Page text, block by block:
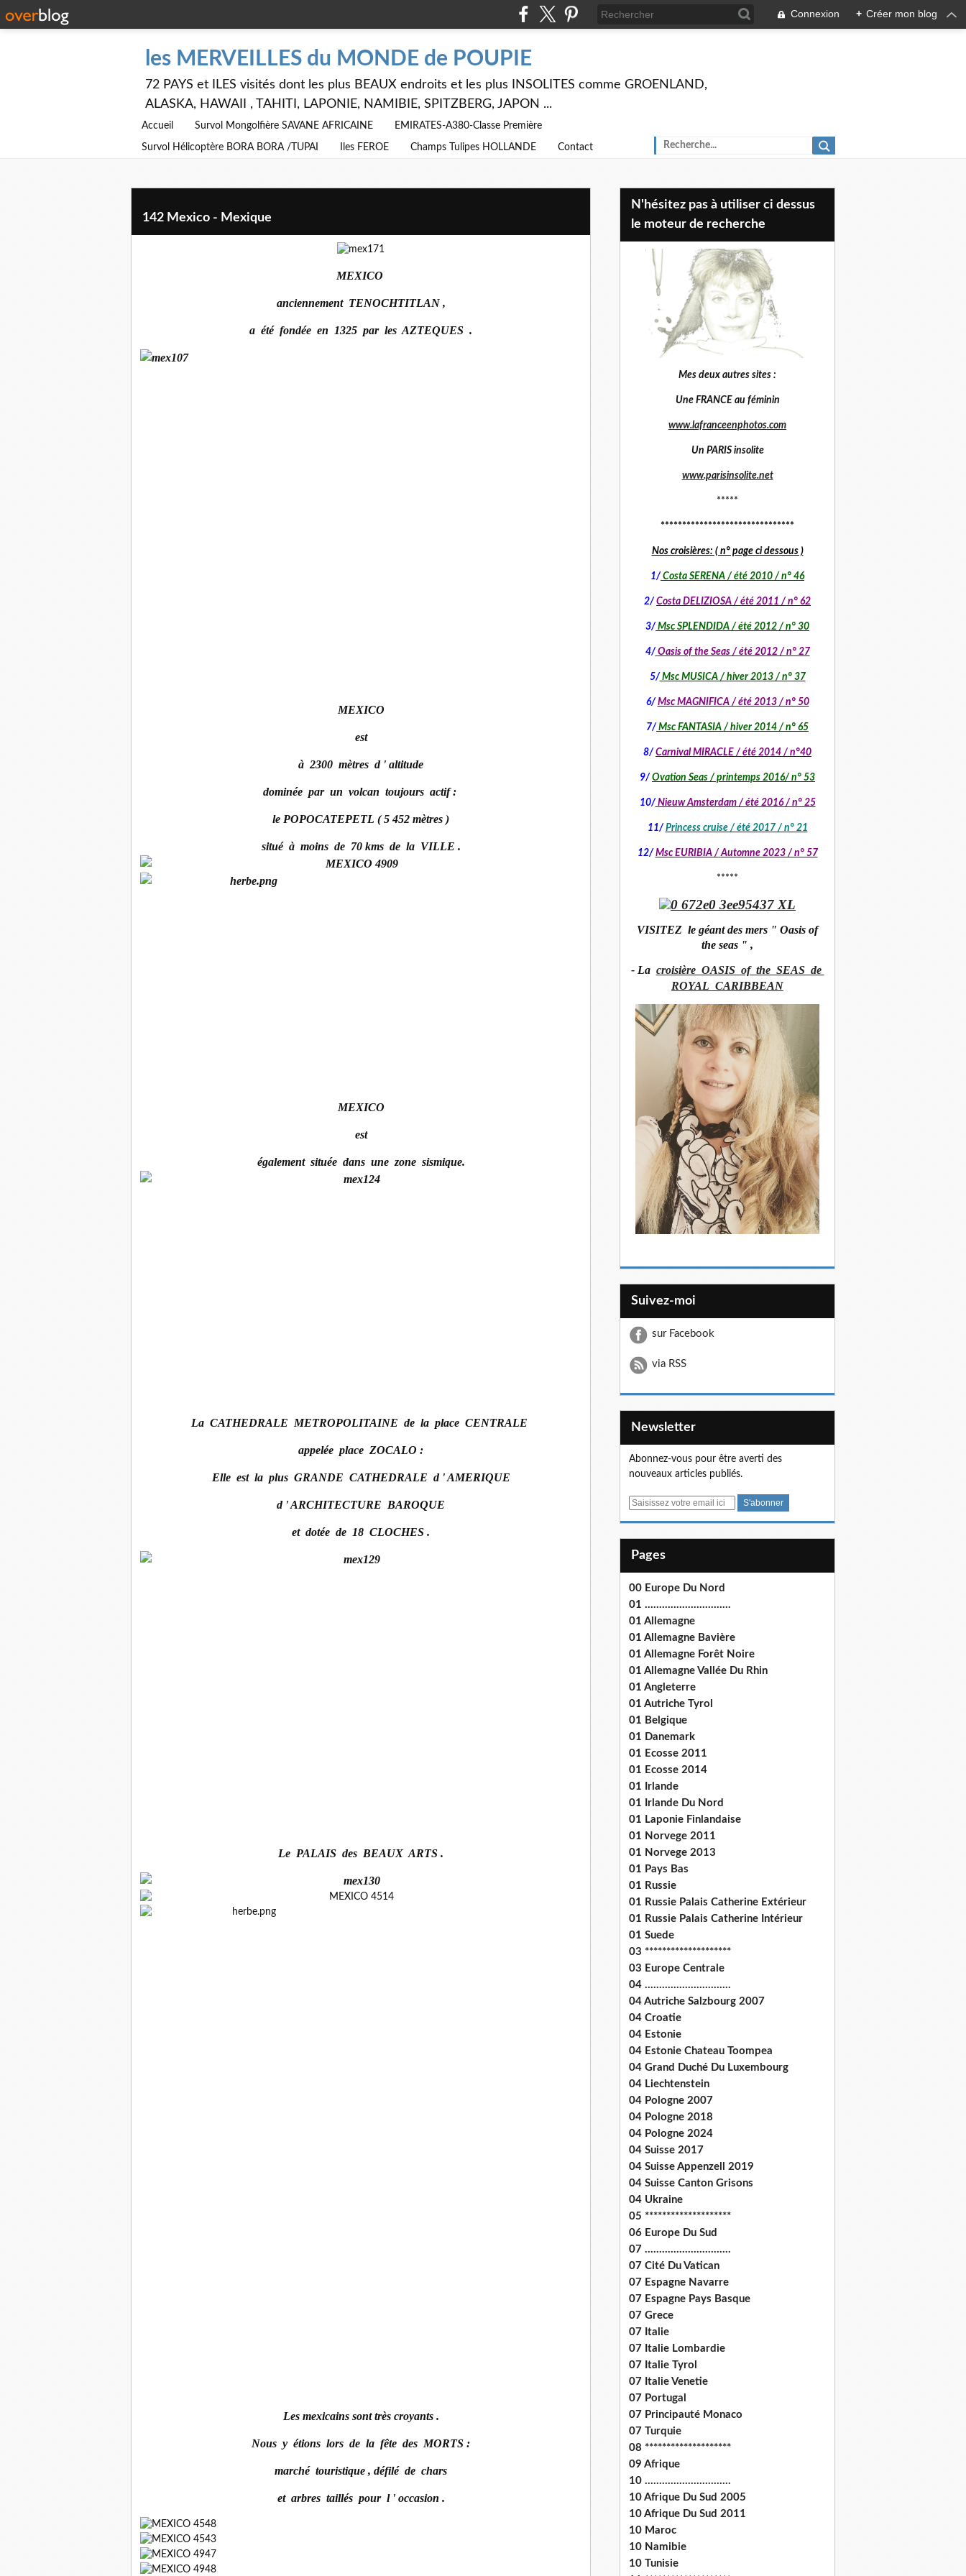
Connexion + Créer mon blog
les MERVEILLES du MONDE de POUPIE
72 PAYS et ILES visités dont les plus BEAUX endroits et les plus INSOLITES comme GROENLAND,
ALASKA, HAWAII , TAHITI, LAPONIE, NAMIBIE, SPITZBERG, JAPON ...
Accueil Survol Mongolfière SAVANE AFRICAINE EMIRATES-A380-Classe Première
Survol Hélicoptère BORA BORA /TUPAI Iles FEROE Champs Tulipes HOLLANDE Contact
142 Mexico - Mexique
MEXICO
anciennement TENOCHTITLAN ,
a été fondée en 1325 par les AZTEQUES .
MEXICO
est
à 2300 mètres d ' altitude
dominée par un volcan toujours actif :
le POPOCATEPETL ( 5 452 mètres )
situé à moins de 70 kms de la VILLE .
MEXICO
est
également située dans une zone sismique.
La CATHEDRALE METROPOLITAINE de la place CENTRALE
appelée place ZOCALO :
Elle est la plus GRANDE CATHEDRALE d ' AMERIQUE
d ' ARCHITECTURE BAROQUE
et dotée de 18 CLOCHES .
Le PALAIS des BEAUX ARTS .
Les mexicains sont très croyants .
Nous y étions lors de la fête des MORTS :
marché touristique , défilé de chars
et arbres taillés pour l ' occasion .
N'hésitez pas à utiliser ci dessus
le moteur de recherche
Mes deux autres sites :
Une FRANCE au féminin
www.lafranceenphotos.com
Un PARIS insolite
www.parisinsolite.net
*****
*******************************
Nos croisières: ( n° page ci dessous )
1/ Costa SERENA / été 2010 / n° 46
2/ Costa DELIZIOSA / été 2011 / n° 62
3/ Msc SPLENDIDA / été 2012 / n° 30
4/ Oasis of the Seas / été 2012 / n° 27
5/Msc MUSICA / hiver 2013 / n° 37
6/ Msc MAGNIFICA / été 2013 / n° 50
7/ Msc FANTASIA / hiver 2014 / n° 65
8/ Carnival MIRACLE / été 2014 / n°40
9/ Ovation Seas / printemps 2016/ n° 53
10/Nieuw Amsterdam / été 2016 / n° 25
11/ Princess cruise / été 2017 / n° 21
12/ Msc EURIBIA / Automne 2023 / n° 57
*****
VISITEZ le géant des mers " Oasis of
the seas " ,
- La croisière OASIS of the SEAS de
ROYAL CARIBBEAN
Suivez-moi
sur Facebook
via RSS
Newsletter
Abonnez-vous pour être averti des
nouveaux articles publiés.
E
Pages
00 Europe Du Nord
01 ..............................
01 Allemagne
01 Allemagne Bavière
01 Allemagne Forêt Noire
01 Allemagne Vallée Du Rhin
01 Angleterre
01 Autriche Tyrol
01 Belgique
01 Danemark
01 Ecosse 2011
01 Ecosse 2014
01 Irlande
01 Irlande Du Nord
01 Laponie Finlandaise
01 Norvege 2011
01 Norvege 2013
01 Pays Bas
01 Russie
01 Russie Palais Catherine Extérieur
01 Russie Palais Catherine Intérieur
01 Suede
03 ********************
03 Europe Centrale
04 ..............................
04 Autriche Salzbourg 2007
04 Croatie
04 Estonie
04 Estonie Chateau Toompea
04 Grand Duché Du Luxembourg
04 Liechtenstein
04 Pologne 2007
04 Pologne 2018
04 Pologne 2024
04 Suisse 2017
04 Suisse Appenzell 2019
04 Suisse Canton Grisons
04 Ukraine
05 ********************
06 Europe Du Sud
07 ..............................
07 Cité Du Vatican
07 Espagne Navarre
07 Espagne Pays Basque
07 Grece
07 Italie
07 Italie Lombardie
07 Italie Tyrol
07 Italie Venetie
07 Portugal
07 Principauté Monaco
07 Turquie
08 ********************
09 Afrique
10 ..............................
10 Afrique Du Sud 2005
10 Afrique Du Sud 2011
10 Maroc
10 Namibie
10 Tunisie